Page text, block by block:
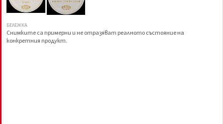
БЕЛЕЖКА
Снимките са примерни и не отразяват реалното състояние на
конкретния продукт.